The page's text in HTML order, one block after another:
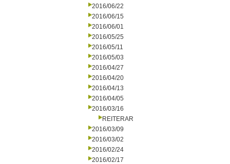
2016/06/22
2016/06/15
2016/06/01
2016/05/25
2016/05/11
2016/05/03
2016/04/27
2016/04/20
2016/04/13
2016/04/05
2016/03/16
REITERAR
2016/03/09
2016/03/02
2016/02/24
2016/02/17